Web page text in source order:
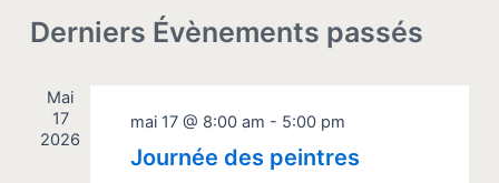
Derniers Évènements passés
Mai
17
2026
mai 17 @ 8:00 am - 5:00 pm
Journée des peintres